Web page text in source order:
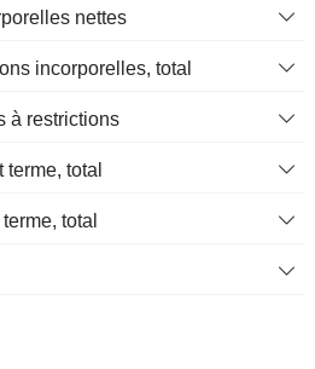
nettes
incorporelles, total
à restrictions
total
total